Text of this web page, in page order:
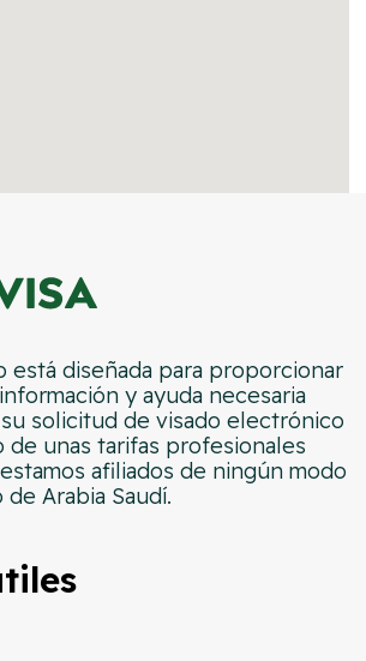
está diseñada para proporcionar
y ayuda necesaria
solicitud de visado electrónico
de unas tarifas profesionales
afiliados de ningún modo
Arabia Saudí.